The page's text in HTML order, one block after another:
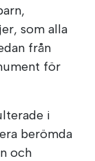
som alla
från
för
i
berömda
och